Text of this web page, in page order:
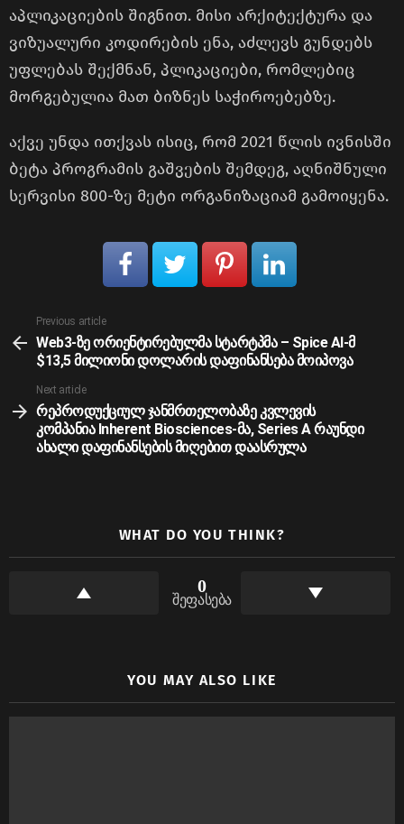
აპლიკაციების შიგნით. მისი არქიტექტურა და
ვიზუალური კოდირების ენა, აძლევს გუნდებს
უფლებას შექმნან, პლიკაციები, რომლებიც
მორგებულია მათ ბიზნეს საჭიროებებზე.
აქვე უნდა ითქვას ისიც, რომ 2021 წლის ივნისში
ბეტა პროგრამის გაშვების შემდეგ, აღნიშნული
სერვისი 800-ზე მეტი ორგანიზაციამ გამოიყენა.
more
Previous article
Web3-ზე ორიენტირებულმა სტარტპმა – Spice AI-მ
$13,5 მილიონი დოლარის დაფინანსება მოიპოვა
Next article
რეპროდუქციულ ჯანმრთელობაზე კვლევის
კომპანია Inherent Biosciences-მა, Series A რაუნდი
ახალი დაფინანსების მიღებით დაასრულა
WHAT DO YOU THINK?
0
შეფასება
YOU MAY ALSO LIKE